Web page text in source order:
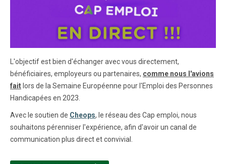
L'objectif est bien d'échanger avec vous directement,
bénéficiaires, employeurs ou partenaires, comme nous l'avions
fait lors de la Semaine Européenne pour l'Emploi des Personnes
Handicapées en 2023.
Avec le soutien de Cheops, le réseau des Cap emploi, nous
souhaitons pérenniser l'expérience, afin d'avoir un canal de
communication plus direct et convivial.